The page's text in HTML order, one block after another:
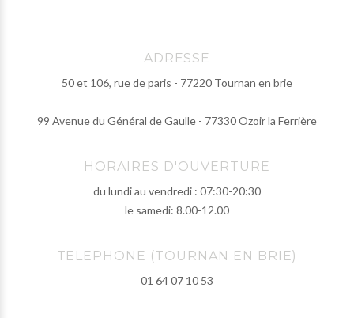
ADRESSE
50 et 106, rue de paris - 77220 Tournan en brie
99 Avenue du Général de Gaulle - 77330 Ozoir la Ferrière
HORAIRES D'OUVERTURE
du lundi au vendredi : 07:30-20:30
le samedi: 8.00-12.00
TELEPHONE (TOURNAN EN BRIE)
01 64 07 10 53